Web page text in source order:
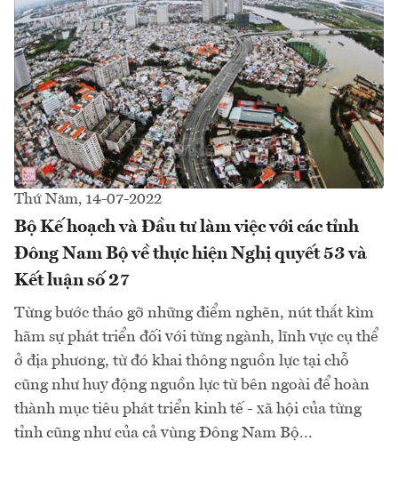
Thứ Năm, 14-07-2022
Bộ Kế hoạch và Đầu tư làm việc với các tỉnh
Đông Nam Bộ về thực hiện Nghị quyết 53 và
Kết luận số 27
Từng bước tháo gỡ những điểm nghẽn, nút thắt kìm
hãm sự phát triển đối với từng ngành, lĩnh vực cụ thể
ở địa phương, từ đó khai thông nguồn lực tại chỗ
cũng như huy động nguồn lực từ bên ngoài để hoàn
thành mục tiêu phát triển kinh tế - xã hội của từng
tỉnh cũng như của cả vùng Đông Nam Bộ...